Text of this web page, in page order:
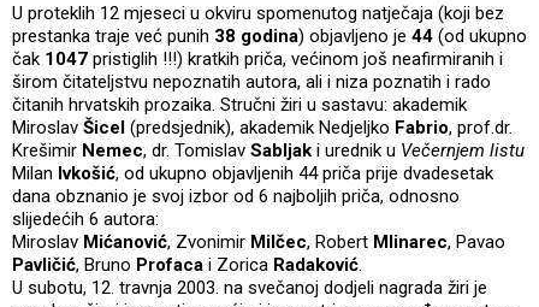
U proteklih 12 mjeseci u okviru spomenutog natječaja (koji bez
prestanka traje već punih 38 godina) objavljeno je 44 (od ukupno
čak 1047 pristiglih !!!) kratkih priča, većinom još neafirmiranih i
širom čitateljstvu nepoznatih autora, ali i niza poznatih i rado
čitanih hrvatskih prozaika. Stručni žiri u sastavu: akademik
Miroslav Šicel (predsjednik), akademik Nedjeljko Fabrio, prof.dr.
Krešimir Nemec, dr. Tomislav Sabljak i urednik u Večernjem listu
Milan Ivkošić, od ukupno objavljenih 44 priča prije dvadesetak
dana obznanio je svoj izbor od 6 najboljih priča, odnosno
slijedećih 6 autora:
Miroslav Mićanović, Zvonimir Milčec, Robert Mlinarec, Pavao
Pavličić, Bruno Profaca i Zorica Radaković.
U subotu, 12. travnja 2003. na svečanoj dodjeli nagrada žiri je